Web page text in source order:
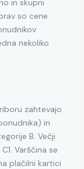
in skupni
so cene
nekoliko
zahtevajo
in
B. Večji
Varščina se
plačilni kartici